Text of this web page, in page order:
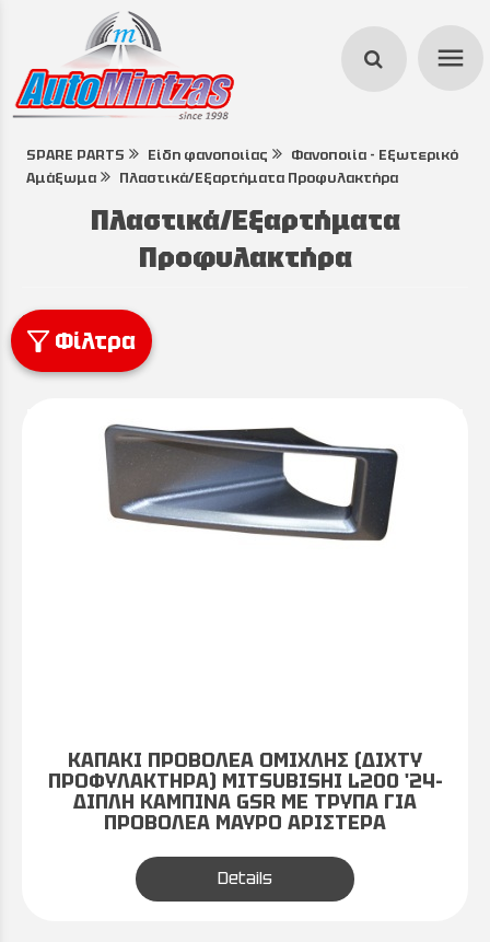
menu
search
SPARE PARTS Είδη φανοποιίας
Φανοποιία - Εξωτερικό
Αμάξωμα
Πλαστικά/Εξαρτήματα Προφυλακτήρα
Πλαστικά/Εξαρτήματα
Προφυλακτήρα
Φίλτρα
ΚΑΠΑΚΙ ΠΡΟΒΟΛΕΑ ΟΜΙΧΛΗΣ (ΔΙΧΤΥ
ΠΡΟΦΥΛΑΚΤΗΡΑ) MITSUBISHI L200 '24-
ΔΙΠΛΗ ΚΑΜΠΙΝΑ GSR ΜΕ ΤΡΥΠΑ ΓΙΑ
ΠΡΟΒΟΛΕΑ ΜΑΥΡΟ ΑΡΙΣΤΕΡΑ
Details